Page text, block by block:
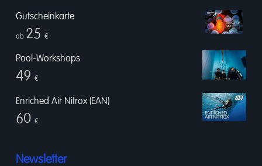
Gutscheinkarte
ab 25 €
Pool-Workshops
49 €
Enriched Air Nitrox (EAN)
60 €
Newsletter